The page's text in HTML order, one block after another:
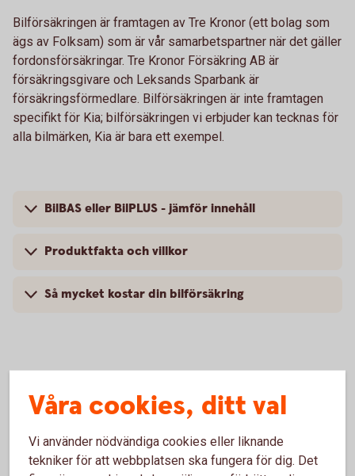
Bilförsäkringen är framtagen av Tre Kronor (ett bolag som
ägs av Folksam) som är vår samarbetspartner när det gäller
fordonsförsäkringar. Tre Kronor Försäkring AB är
försäkringsgivare och Leksands Sparbank är
försäkringsförmedlare. Bilförsäkringen är inte framtagen
specifikt för Kia; bilförsäkringen vi erbjuder kan tecknas för
alla bilmärken, Kia är bara ett exempel.
BilBAS eller BilPLUS - jämför innehåll
Produktfakta och villkor
Så mycket kostar din bilförsäkring
Vanliga frågor om att försäkra Kia
försäkringarna?
Våra cookies, ditt val
Vi använder nödvändiga cookies eller liknande
tekniker för att webbplatsen ska fungera för dig. Det